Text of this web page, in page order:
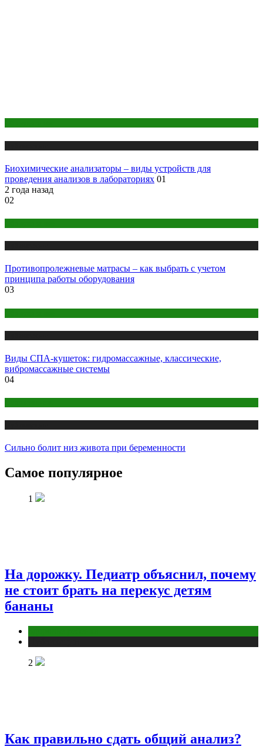
Биохимические анализаторы – виды устройств для
проведения анализов в лабораториях 01
2 года назад
02
Противопролежневые матрасы – как выбрать с учетом
принципа работы оборудования
03
Виды СПА-кушеток: гидромассажные, классические,
вибромассажные системы
04
Сильно болит низ живота при беременности
Самое популярное
1
На дорожку. Педиатр объяснил, почему
не стоит брать на перекус детям
бананы
2
Как правильно сдать общий анализ?